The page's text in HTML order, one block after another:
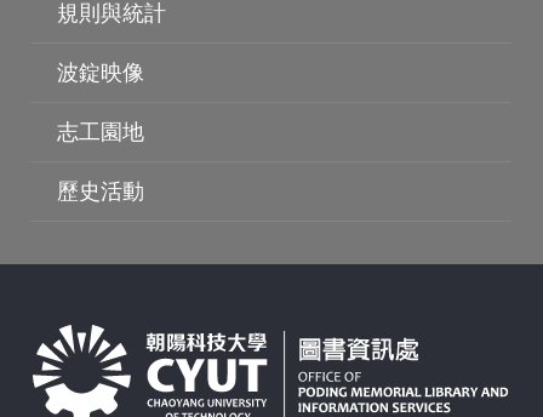
波錠映像
規則與統計
波錠映像
志工園地
歷史活動